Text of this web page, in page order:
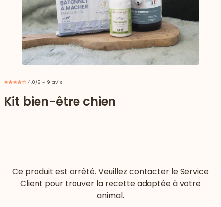
4.0/5 - 9 avis
Kit bien-être chien
Ce produit est arrêté. Veuillez contacter le Service
Client pour trouver la recette adaptée à votre
animal.